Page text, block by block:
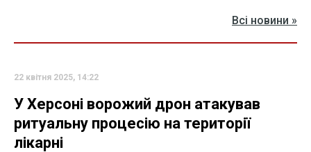
Всі новини »
22 квітня 2025, 14:22
У Херсоні ворожий дрон атакував
ритуальну процесію на території
лікарні